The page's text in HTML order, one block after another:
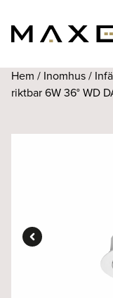
Hem / Inomhus/
riktbar 6W 36° WD